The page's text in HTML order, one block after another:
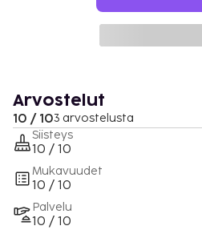
Arvostelut
10 / 103 arvostelusta
Siisteys
10 / 10
Mukavuudet
10 / 10
Palvelu
10 / 10